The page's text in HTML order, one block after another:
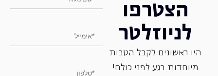
הצטרפו
לניוזלטר
היו ראשונים לקבל הטבות
מיוחדות רגע לפני כולם!